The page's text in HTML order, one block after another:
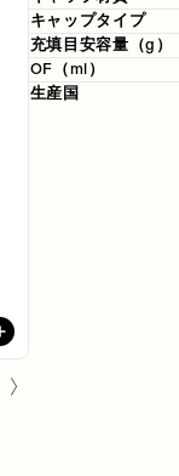
キャップタイプ
充填目安容量（g）
OF（ml）
生産国